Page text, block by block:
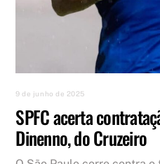
9 de junho de 2025
SPFC acerta
Dinenno, do Cruzeiro